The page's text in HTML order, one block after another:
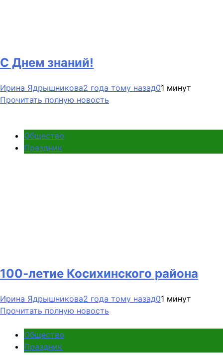
С Днем знаний!
Ирина Ядрышникова2 года тому назад01 минут
Прочитать полную новость
Общество
Праздник
100-летие Косихинского района
Ирина Ядрышникова2 года тому назад01 минут
Прочитать полную новость
Общество
Праздник